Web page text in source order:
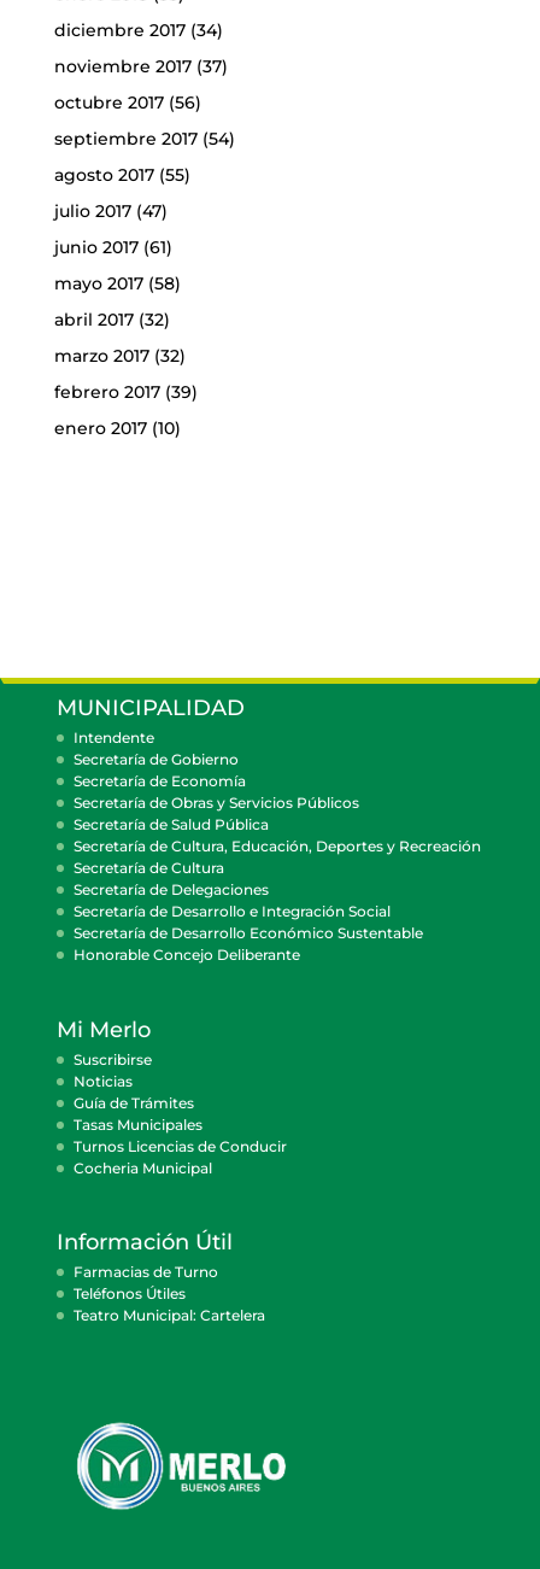
diciembre 2017(34)
noviembre 2017(37)
octubre 2017(56)
septiembre 2017(54)
agosto 2017(55)
julio 2017(47)
junio 2017(61)
mayo 2017(58)
abril 2017(32)
marzo 2017(32)
febrero 2017(39)
enero 2017(10)
MUNICIPALIDAD
Intendente
Secretaría de Gobierno
Secretaría de Economía
Secretaría de Obras y Servicios Públicos
Secretaría de Salud Pública
Secretaría de Cultura, Educación, Deportes y Recreación
Secretaría de Cultura
Secretaría de Delegaciones
Secretaría de Desarrollo e Integración Social
Secretaría de Desarrollo Económico Sustentable
Honorable Concejo Deliberante
Mi Merlo
Suscribirse
Noticias
Guía de Trámites
Tasas Municipales
Turnos Licencias de Conducir
Cocheria Municipal
Información Útil
Farmacias de Turno
Teléfonos Útiles
Teatro Municipal: Cartelera